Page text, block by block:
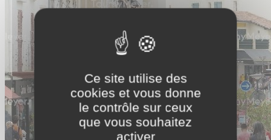
Ce site utilise des
cookies et vous donne
le contrôle sur ceux
que vous souhaitez
activer